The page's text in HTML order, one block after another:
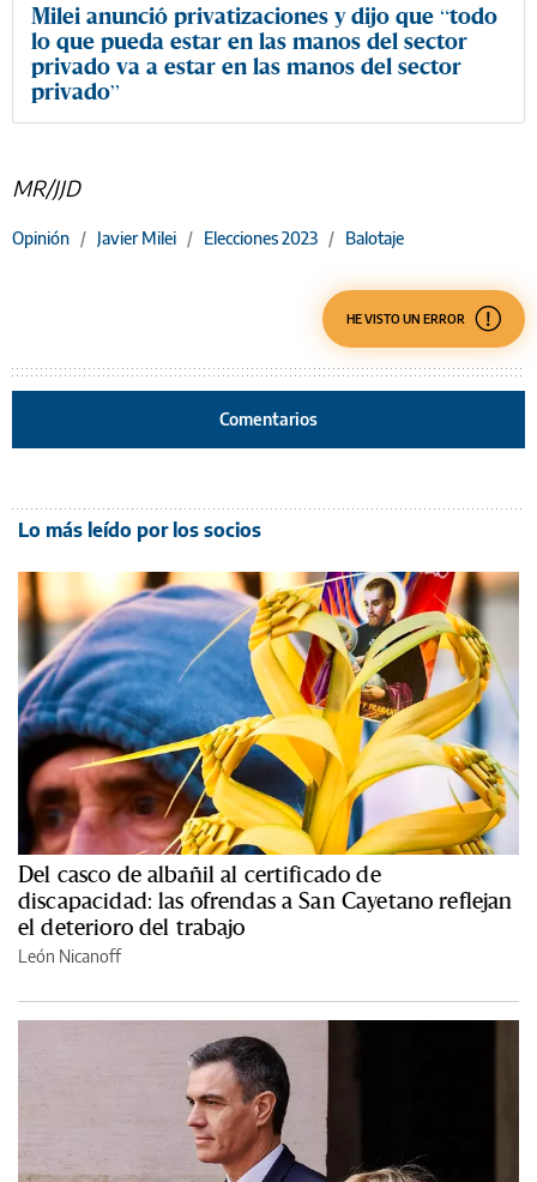
Milei anunció privatizaciones y dijo que “todo
lo que pueda estar en las manos del sector
privado va a estar en las manos del sector
privado”
MR/JJD
Opinión / Javier Milei / Elecciones 2023 / Balotaje
HE VISTO UN ERROR
Comentarios
Lo más leído por los socios
Del casco de albañil al certificado de
discapacidad: las ofrendas a San Cayetano reflejan
el deterioro del trabajo
León Nicanoff